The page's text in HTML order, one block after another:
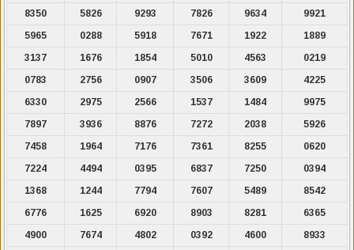
8350
5826 9293 7826 9634
9921
5965
0288 5918 7671 1922
1889
3137
1676 1854 5010 4563
0219
0783
2756 0907 3506 3609
4225
6330
2975 2566 1537 1484
9975
7897
3936 8876 7272 2038
5926
7458
1964 7176 7361 8255
0620
7224
4494 0395 6837 7250
0394
1368
1244 7794 7607 5489
8542
6776
1625 6920 8903 8281
6365
4900
7674 4802 0392 4600
8933